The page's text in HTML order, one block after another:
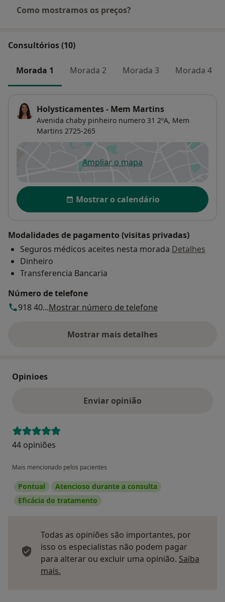
Como mostramos os preços?
Consultórios (10)
Morada 1 Morada 2 Morada 3 Morada 4
Holysticamentes - Mem Martins
Avenida chaby pinheiro numero 31 2ºA, Mem
Martins 2725-265
Ampliar o mapaabre num novo separador
Disponibilidade
Mostrar o calendário
Modalidades de pagamento (visitas privadas)
Seguros médicos aceites nesta morada Detalhes
Dinheiro
Transferencia Bancaria
Número de telefone
918 40...Mostrar número de telefone
Mostrar mais detalhes
sobre o endereço
Opinioes
Enviar opinião
44 opiniões
Mais mencionado pelos pacientes
Pontual
Atencioso durante a consulta
Eficácia do tratamento
Todas as opiniões são importantes, por
isso os especialistas não podem pagar
para alterar ou excluir uma opinião. Saiba
mais.